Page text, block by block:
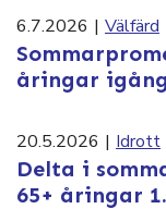
6.7.2026 | Välfärd
åringar
20.5.2026 | Idrott
Delta i
65+ åringar